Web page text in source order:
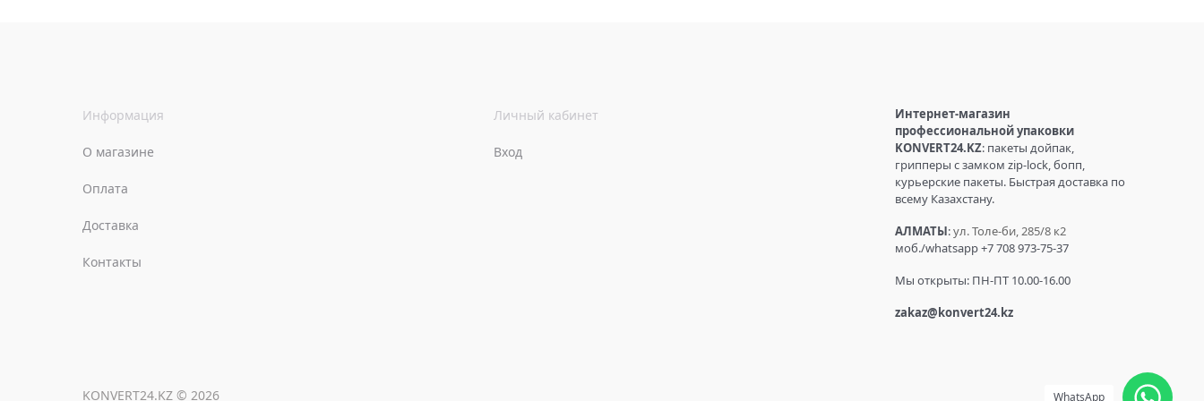
Информация
О магазине
Оплата
Доставка
Контакты
Личный кабинет
Вход
Интернет-магазин
профессиональной упаковки
KONVERT24.KZ: пакеты дойпак,
грипперы с замком zip-lock, бопп,
курьерские пакеты. Быстрая доставка по
всему Казахстану.
АЛМАТЫ:ул. Толе-би, 285/8 к2
моб./whatsapp +7 708 973-75-37
Мы открыты: ПН-ПТ 10.00-16.00
zakaz@konvert24.kz
KONVERT24.KZ © 2026 WhatsApp